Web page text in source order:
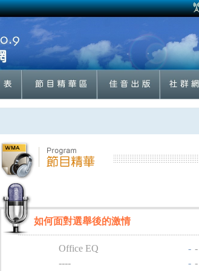
如何面對選舉後的激情
Office EQ - -
----
- -